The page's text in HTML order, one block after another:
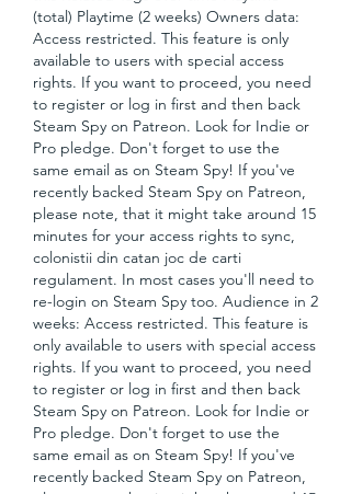
(total) Playtime (2 weeks) Owners data:
Access restricted. This feature is only
available to users with special access
rights. If you want to proceed, you need
to register or log in first and then back
Steam Spy on Patreon. Look for Indie or
Pro pledge. Don't forget to use the
same email as on Steam Spy! If you've
recently backed Steam Spy on Patreon,
please note, that it might take around 15
minutes for your access rights to sync,
colonistii din catan joc de carti
regulament. In most cases you'll need to
re-login on Steam Spy too. Audience in 2
weeks: Access restricted. This feature is
only available to users with special access
rights. If you want to proceed, you need
to register or log in first and then back
Steam Spy on Patreon. Look for Indie or
Pro pledge. Don't forget to use the
same email as on Steam Spy! If you've
recently backed Steam Spy on Patreon,